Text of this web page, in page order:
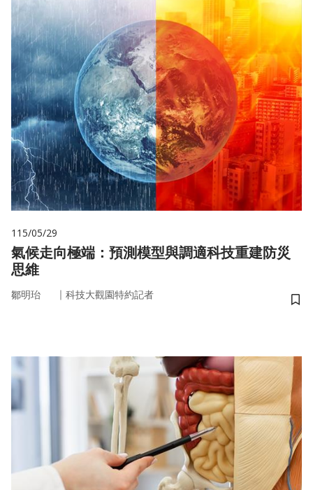
115/05/29
氣候走向極端：預測模型與調適科技重建防災
思維
鄒明珆 ｜ 科技大觀園特約記者
儲